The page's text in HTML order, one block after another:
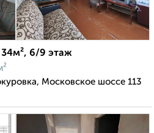
34м², 6/9 этаж
Московское шоссе 113